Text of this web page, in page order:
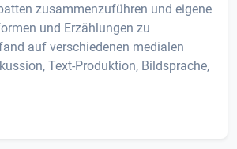
zusammenzuführen und eigene
und Erzählungen zu
auf verschiedenen medialen
Text-Produktion, Bildsprache,